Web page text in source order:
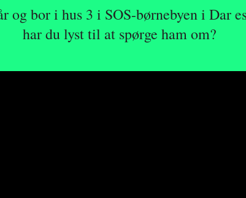
og bor i hus 3 i SOS-børnebyen i Dar
har du lyst til at spørge ham om?